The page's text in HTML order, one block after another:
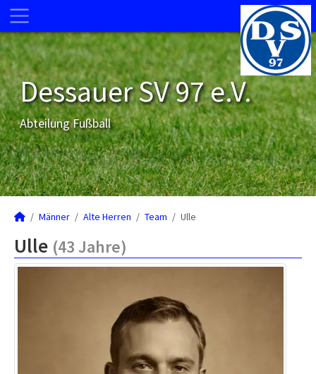
Dessauer SV 97 e.V.
Abteilung Fußball
Männer Alte Herren Team Ulle
Ulle (43 Jahre)